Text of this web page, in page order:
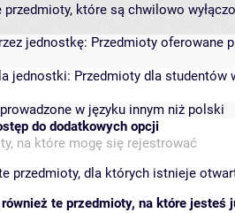
które są chwilowo
jednostkę: Przedmioty oferowane
jednostki: Przedmioty dla studentów
w języku innym niż polski
do dodatkowych opcji
na które mogę się rejestrować
przedmioty, dla których istnieje
te przedmioty, na które jesteś